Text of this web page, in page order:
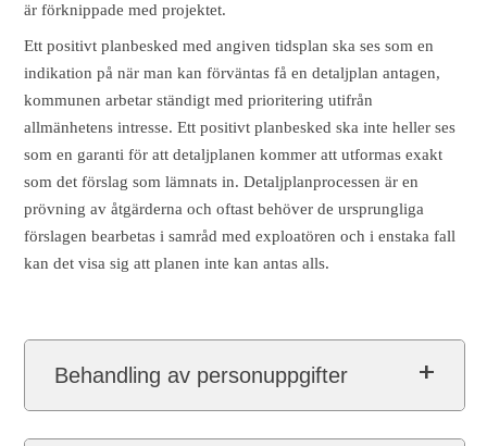
är förknippade med projektet.
Ett positivt planbesked med angiven tidsplan ska ses som en
indikation på när man kan förväntas få en detaljplan antagen,
kommunen arbetar ständigt med prioritering utifrån
allmänhetens intresse. Ett positivt planbesked ska inte heller ses
som en garanti för att detaljplanen kommer att utformas exakt
som det förslag som lämnats in. Detaljplanprocessen är en
prövning av åtgärderna och oftast behöver de ursprungliga
förslagen bearbetas i samråd med exploatören och i enstaka fall
kan det visa sig att planen inte kan antas alls.
Behandling av personuppgifter